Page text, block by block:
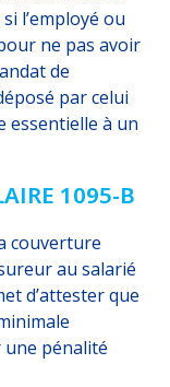
l’employé ou
ne pas avoir
de
par celui
essentielle à un
1095-B
couverture
au salarié
d’attester que
une pénalité